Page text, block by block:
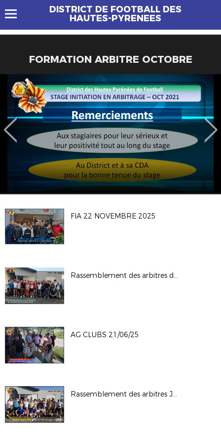
DISTRICT DE FOOTBALL DES
HAUTES-PYRENEES
FORMATION ARBITRE OCTOBRE
FIA 22 NOVEMBRE 2025
Rassemblement des arbitres du 05-09-25
AG CLUBS 21/06/25
Rassemblement des arbitres Juin 2025